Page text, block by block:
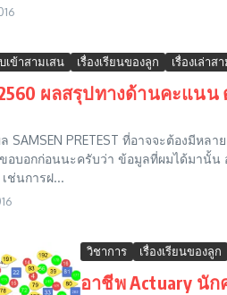
เข้าสามเสน เรื่องเรียนของลูก เรื่องเล่าส
2560 ผลสรุปทางด้านคะแนน
SAMSEN PRETEST ที่อาจจะต้องมีหลา
อบอกก่อนนะครับว่า ข้อมูลที่ผมได้มานั้น
ช่นการฝ...
วิชาการ เรื่องเรียนของลูก
อาชีพ Actuary นั